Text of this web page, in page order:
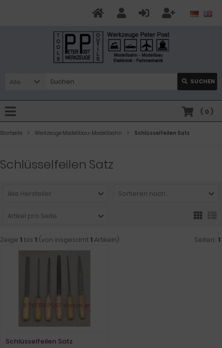
Alle SUCHEN
( 0 )
Startseite Werkzeuge Modellbau-Modellbahn Schlüsselfeilen Satz
Schlüsselfeilen Satz
Alle Hersteller Sortieren nach ...
Artikel pro Seite
Zeige 1 bis 1 (von insgesamt1 Artikeln) Seiten: 1
Schlüsselfeilen Satz